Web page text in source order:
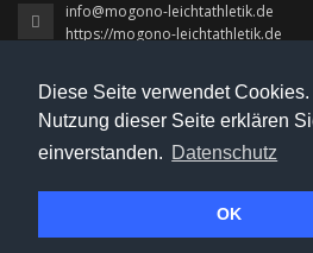
Diese Seite verwendet Cookies.
Nutzung dieser Seite erklären
einverstanden. Datenschutz
OK
info@mogono-leichtathletik.de
https://mogono-leichtathletik.de
Impressum